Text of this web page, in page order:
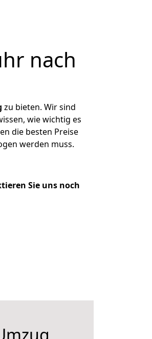
nach
zu bieten. Wir sind
wie wichtig es
die besten Preise
werden muss.
Sie uns noch